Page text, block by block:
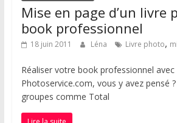
Mise en page d’un livre
book professionnel
18 juin 2011 Léna Livre photo,
Réaliser votre book professionnel
Photoservice.com, vous y avez pensé
groupes comme Total